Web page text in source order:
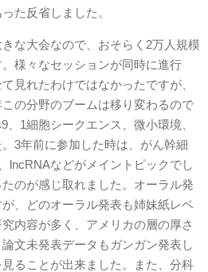
た反省しました。
な大会なので、おそらく2万人規模
様々なセッションが同時に進行
見れたわけではなかったですが、
の分野のブームは移り変わるので
1細胞シークエンス、微小環境、
3年前に参加した時は、がん幹細
lncRNAなどがメイントピックでし
のが感じ取れました。オーラル発
、どのオーラル発表も姉妹紙レベ
内容が多く、アメリカの層の厚さ
文未発表データもガンガン発表し
ることが出来ました。また、分科